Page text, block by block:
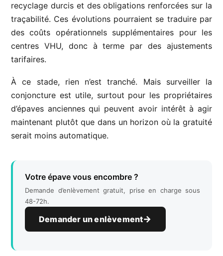
recyclage durcis et des obligations renforcées sur la
traçabilité. Ces évolutions pourraient se traduire par
des coûts opérationnels supplémentaires pour les
centres VHU, donc à terme par des ajustements
tarifaires.
À ce stade, rien n’est tranché. Mais surveiller la
conjoncture est utile, surtout pour les propriétaires
d’épaves anciennes qui peuvent avoir intérêt à agir
maintenant plutôt que dans un horizon où la gratuité
serait moins automatique.
Votre épave vous encombre ?
Demande d’enlèvement gratuit, prise en charge sous
48-72h.
Demander un enlèvement